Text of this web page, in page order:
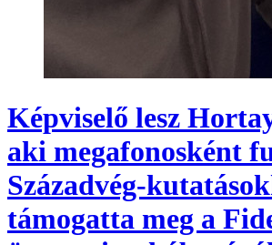
Képviselő lesz
aki megafonosként
Századvég-
támogatta meg a